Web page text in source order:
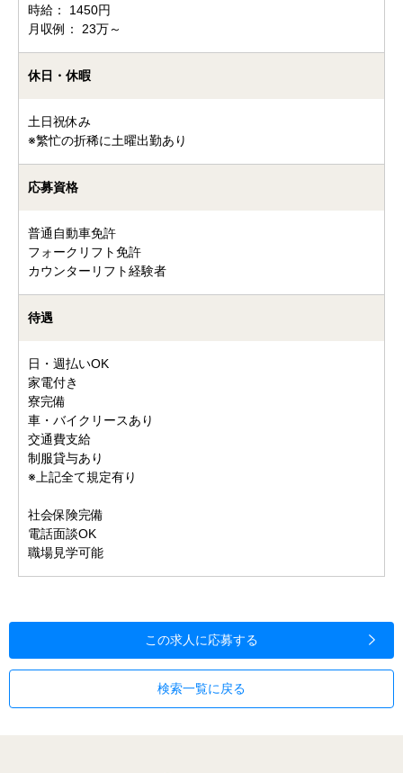
時給： 1450円
月収例： 23万～
休日・休暇
土日祝休み
※繁忙の折稀に土曜出勤あり
応募資格
普通自動車免許
フォークリフト免許
カウンターリフト経験者
待遇
日・週払いOK
家電付き
寮完備
車・バイクリースあり
交通費支給
制服貸与あり
※上記全て規定有り
社会保険完備
電話面談OK
職場見学可能
この求人に応募する
検索一覧に戻る